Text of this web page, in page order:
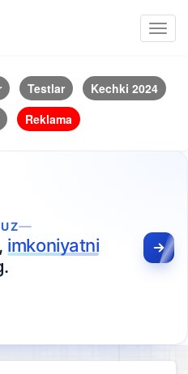
Testlar
Kechki 2024
Reklama
imkoniyatni